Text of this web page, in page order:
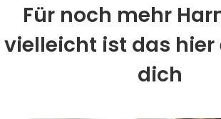
Für noch mehr
vielleicht ist das
dich